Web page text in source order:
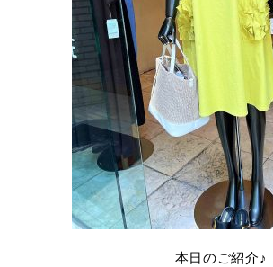
本日のご紹介♪